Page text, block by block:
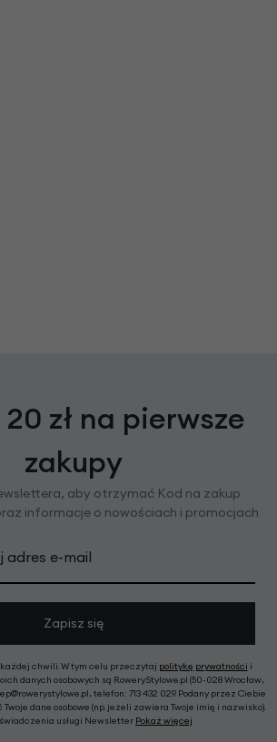
zł na pierwsze
zakupy
aby otrzymać Kod na zakup
informacje o nowościach i promocjach
adres e-mail
Zapisz się
chwili. W tym celu przeczytaj politykę prywatności i
danych osobowych są RoweryStylowe.pl (50-028 Wrocław,
telefon: 713 432 029. Podany przez Ciebie
dane osobowe (np. jeżeli zawiera Twoje imię i nazwisko).
usługi Newsletter Pokaż więcej